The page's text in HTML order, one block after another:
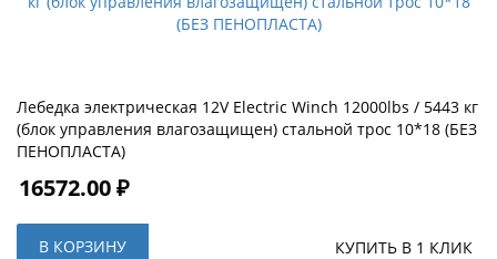
Лебедка электрическая 12V Electric Winch 12000lbs / 5443 кг
(блок управления влагозащищен) стальной трос 10*18 (БЕЗ
ПЕНОПЛАСТА)
16572.00 ₽
В КОРЗИНУ КУПИТЬ В 1 КЛИК